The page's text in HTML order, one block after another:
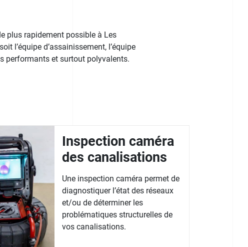
plus rapidement possible à Les
l’équipe d’assainissement, l’équipe
performants et surtout polyvalents.
Inspection caméra
des canalisations
Une inspection caméra permet de
diagnostiquer l’état des réseaux
et/ou de déterminer les
problématiques structurelles de
vos canalisations.